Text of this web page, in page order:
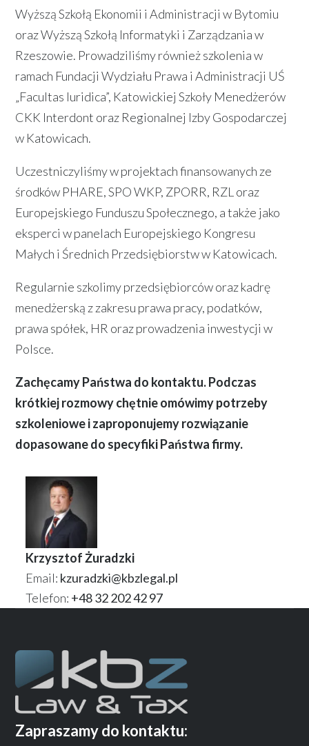
Wyższą Szkołą Ekonomii i Administracji w Bytomiu
oraz Wyższą Szkołą Informatyki i Zarządzania w
Rzeszowie. Prowadziliśmy również szkolenia w
ramach Fundacji Wydziału Prawa i Administracji UŚ
„Facultas Iuridica”, Katowickiej Szkoły Menedżerów
CKK Interdont oraz Regionalnej Izby Gospodarczej
w Katowicach.
Uczestniczyliśmy w projektach finansowanych ze
środków PHARE, SPO WKP, ZPORR, RZL oraz
Europejskiego Funduszu Społecznego, a także jako
eksperci w panelach Europejskiego Kongresu
Małych i Średnich Przedsiębiorstw w Katowicach.
Regularnie szkolimy przedsiębiorców oraz kadrę
menedżerską z zakresu prawa pracy, podatków,
prawa spółek, HR oraz prowadzenia inwestycji w
Polsce.
Zachęcamy Państwa do kontaktu. Podczas
krótkiej rozmowy chętnie omówimy potrzeby
szkoleniowe i zaproponujemy rozwiązanie
dopasowane do specyfiki Państwa firmy.
Krzysztof Żuradzki
Email: kzuradzki@kbzlegal.pl
Telefon: +48 32 202 42 97
Zapraszamy do kontaktu: